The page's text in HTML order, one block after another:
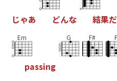
じゃあ どんな 結果だ
Em
passing
G F# F